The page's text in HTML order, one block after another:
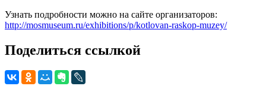
Узнать подробности можно на сайте организаторов:
http://mosmuseum.ru/exhibitions/p/kotlovan-raskop-muzey/
Поделиться ссылкой